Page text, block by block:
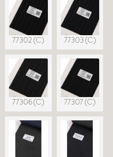
77302 (C) 77303 (C)
77306 (C) 77307 (C)